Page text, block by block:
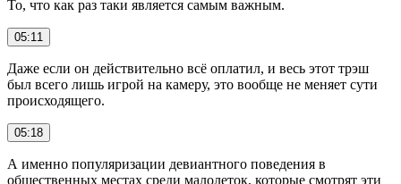
То, что как раз таки является самым важным.
05:11
Даже если он действительно всё оплатил, и весь этот трэш
был всего лишь игрой на камеру, это вообще не меняет сути
происходящего.
05:18
А именно популяризации девиантного поведения в
общественных местах среди малолеток, которые смотрят эти